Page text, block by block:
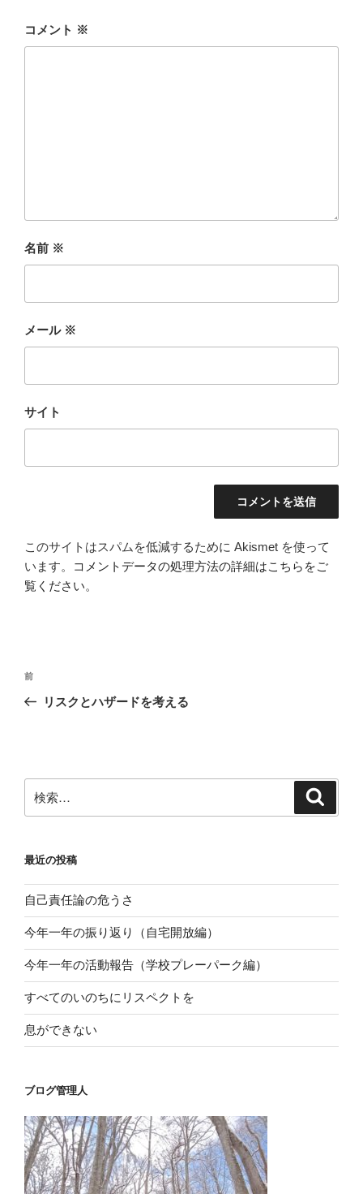
コメント ※
名前 ※
メール ※
サイト
このサイトはスパムを低減するために Akismet を使って
います。
コメントデータの処理方法の詳細はこちらをご
覧ください。
投
ナ
ー
シ
前
の
前
リスクとハザードを考える
索:
最近の投稿
自己責任論の危うさ
今年一年の振り返り（自宅開放編）
今年一年の活動報告（学校プレーパーク編）
すべてのいのちにリスペクトを
息ができない
ブログ管理人